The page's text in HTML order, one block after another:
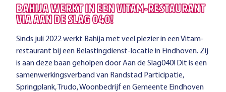
BAHIJA WERKT IN EEN VITAM-RESTAURANT
VIA AAN DE SLAG 040!
Sinds juli 2022 werkt Bahija met veel plezier in een Vitam-
restaurant bij een Belastingdienst-locatie in Eindhoven. Zij
is aan deze baan geholpen door Aan de Slag040! Dit is een
samenwerkingsverband van Randstad Participatie,
Springplank, Trudo, Woonbedrijf en Gemeente Eindhoven